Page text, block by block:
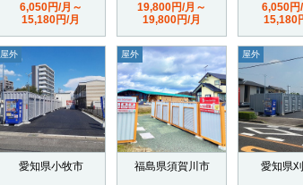
6,050円/月～
15,180円/月
19,800円/月～
19,800円/月
6,050円
15,180
屋外
愛知県小牧市
屋外
福島県須賀川市
屋外
愛知県